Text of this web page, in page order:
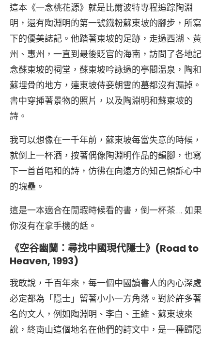
這本《一念桃花源》就是比爾波特專程追踪陶淵
明，還有陶淵明的第一號鐵粉蘇東坡的腳步，所寫
下的優美誌記。他踏著東坡的足跡，走過西湖、黃
州、惠州，一直到最後貶官的海南，訪問了各地記
念蘇東坡的祠堂，蘇東坡吟詠過的亭閣温泉，陶和
蘇埋骨的地方，連東坡侍妾朝雲的墓都沒有漏掉。
書中穿揷著景物的照片，以及陶淵明和蘇東坡的
詩。
我可以想像在一千年前，蘇東坡每當失意的時候，
就倒上一杯酒，按著偶像陶淵明作品的韻腳，也寫
下一首首唱和的詩，仿彿在向遠方的知己傾訴心中
的塊壘。
這是一本適合在閒瑕時候看的書，倒一杯茶…. 如果
你沒有在拿手機的話。
《空谷幽蘭：尋找中國現代隱士》(Road to
Heaven, 1993)
我敢說，千百年來，每一個中國讀書人的內心深處
必定都為「隱士」留著小小一方角落。對於許多著
名的文人，例如陶淵明、李白、王維、蘇東坡來
說，終南山這個地名在他們的詩文中，是一種歸隱